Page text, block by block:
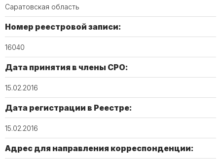
Саратовская область
Номер реестровой записи:
16040
Дата принятия в члены СРО:
15.02.2016
Дата регистрации в Реестре:
15.02.2016
Адрес для направления корреспонденции: